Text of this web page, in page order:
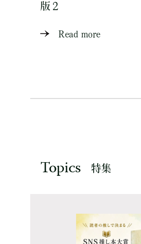
版２
Read more
Topics 特集